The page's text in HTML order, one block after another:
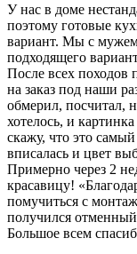
У нас в доме
поэтому готовые
вариант. Мы с
подходящего
После всех походов
на заказ под наши
обмерил, посчитал,
хотелось, и
скажу, что это
вписалась и цвет
Примерно через 2
красавицу!
помучиться с
получился
Большое всем